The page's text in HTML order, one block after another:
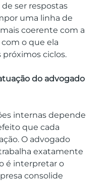
ser respostas
uma linha de
coerente com a
o que ela
ciclos.
do advogado
internas depende
que cada
O advogado
exatamente
é interpretar o
consolide